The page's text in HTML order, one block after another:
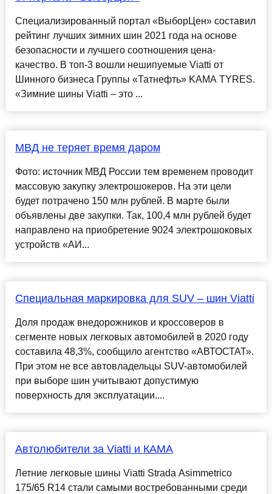
Специализированный портал «ВыборЦен» составил
рейтинг лучших зимних шин 2021 года на основе
безопасности и лучшего соотношения цена-
качество. В топ-3 вошли нешипуемые Viatti от
Шинного бизнеса Группы «Татнефть» KAMA TYRES.
«Зимние шины Viatti – это ...
МВД не теряет время даром
Фото: источник МВД России тем временем проводит
массовую закупку электрошокеров. На эти цели
будет потрачено 150 млн рублей. В марте были
объявлены две закупки. Так, 100,4 млн рублей будет
направлено на приобретение 9024 электрошоковых
устройств «АИ...
Специальная маркировка для SUV – шин Viatti
Доля продаж внедорожников и кроссоверов в
сегменте новых легковых автомобилей в 2020 году
составила 48,3%, сообщило агентство «АВТОСТАТ».
При этом не все автовладельцы SUV-автомобилей
при выборе шин учитывают допустимую
поверхность для эксплуатации....
Автолюбители за Viatti и КАМА
Летние легковые шины Viatti Strada Asimmetrico
175/65 R14 стали самыми востребованными среди